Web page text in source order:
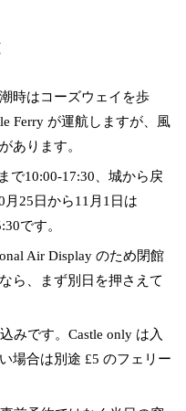
時はコーズウェイを歩
Ferry が運航しますが、風
あります。
で10:00-17:30、城から戻
月25日から11月1日は
です。
Air Display のため閉館
ら、まず別日を押さえて
みです。Castle only は入
場合は別途 £5 のフェリー